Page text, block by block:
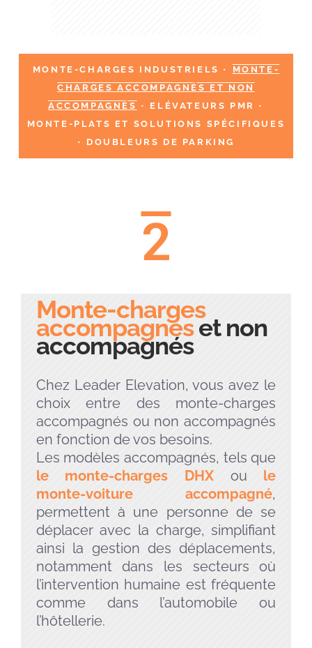
MONTE-CHARGES INDUSTRIELS • MONTE-
CHARGES ACCOMPAGNÉS ET NON
ACCOMPAGNÉS • ELÉVATEURS PMR
•
MONTE-PLATS ET SOLUTIONS SPÉCIFIQUES
• DOUBLEURS DE PARKING
2
Monte-charges
accompagnéset non
accompagnés
Chez Leader Elevation, vous avez le
choix entre des monte-charges
accompagnés ou non accompagnés
en fonction de vos besoins.
Les modèles accompagnés, tels que
le monte-charges DHX ou le
monte-voiture accompagné,
permettent à une personne de se
déplacer avec la charge, simplifiant
ainsi la gestion des déplacements,
notamment dans les secteurs où
l’intervention humaine est fréquente
comme dans l’automobile ou
l’hôtellerie.